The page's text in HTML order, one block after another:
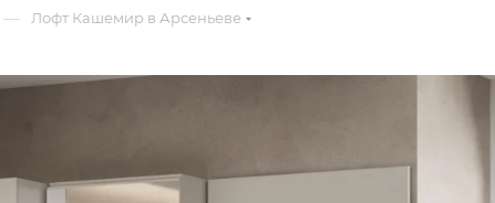
— Лофт Кашемир в Арсеньеве